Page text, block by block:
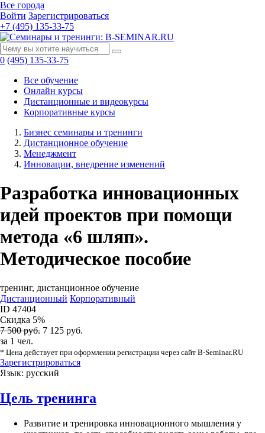
Все города
Войти Зарегистрироваться
+7 (495) 135-33-75
0 (495) 135-33-75
Все обучение
Онлайн курсы
Дистанционные и видеокурсы
Корпоративные курсы
Бизнес семинары и тренинги
Дистанционное обучение
Менеджмент
Инновации, внедрение изменений
Разработка инновационных
идей проектов при помощи
метода «6 шляп».
Методическое пособие
тренинг, дистанционное обучение
Дистанционный Корпоративный
ID 47404
Скидка 5%
7 500 руб. 7 125 руб.
за 1 чел.
* Цена действует при оформлении регистрации через сайт B-Seminar.RU
Зарегистрироваться
Язык: русский
Цель тренинга
Развитие и тренировка инновационного мышления у